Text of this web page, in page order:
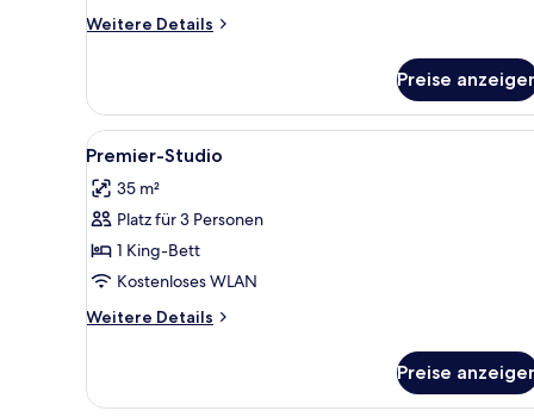
Weitere Details
Weitere
Studio,
2 Einzelbetten
Preise
Alle
Fotos
für
Premier-
Studio
anzeigen
Ein modernes Hotelzimmer
17
Premier-Studio
35 m²
Platz für 3 Personen
1 King-Bett
Kostenloses WLAN
Weitere Details
Weitere
Studio
Preise